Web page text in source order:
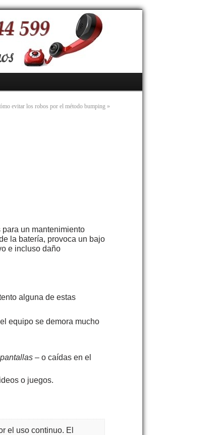
evitar los robos por el método bumping »
un mantenimiento
la batería, provoca un bajo
e incluso daño
alguna de estas
equipo se demora mucho
– o caídas en el
o juegos.
el uso continuo. El